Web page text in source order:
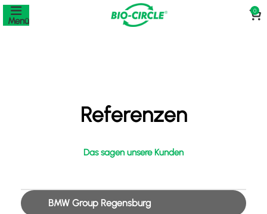
Menü
0
Referenzen
Das sagen unsere Kunden
BMW Group Regensburg